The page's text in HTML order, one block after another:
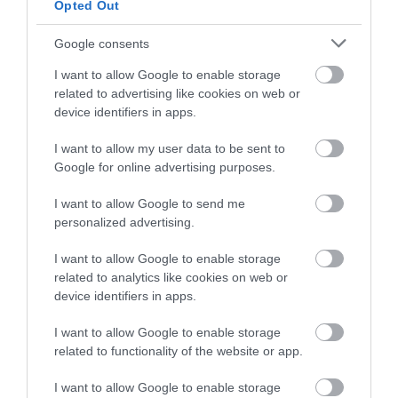
Opted Out
Google consents
I want to allow Google to enable storage
related to advertising like cookies on web or
device identifiers in apps.
I want to allow my user data to be sent to
Google for online advertising purposes.
I want to allow Google to send me
personalized advertising.
I want to allow Google to enable storage
related to analytics like cookies on web or
device identifiers in apps.
I want to allow Google to enable storage
related to functionality of the website or app.
I want to allow Google to enable storage
χρησιμοποιώντας εναλλακτικές λύσεις
άνεσης και σχεδιασμού.
– Επέκταση της σειράς TRIXIG, η οποία
προσφέρει χρήσιμες λύσεις σε χαμηλές
τιμές για τη φροντίδα και την επισκευή των
προιόντων ΙΚΕΑ ώστε να παρατείνει τη
διάρκεια ζωής τους.
– Το 97% του ξύλου στα προϊόντα ΙΚΕΑ ήταν
είτε πιστοποιημένο από το Forest
ανακυκλωμένο.
– Παραγωγή χάρτινης σακούλας για τα